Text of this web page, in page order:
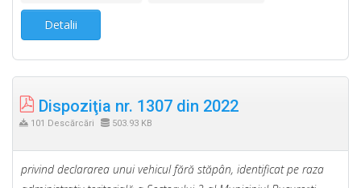
Detalii
Dispoziţia nr. 1307 din 2022
101 Descărcări 503.93 KB
privind declararea unui vehicul fără stăpân, identificat pe raza